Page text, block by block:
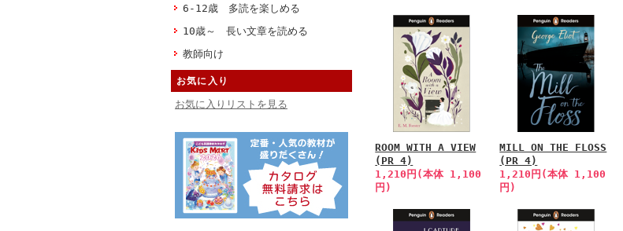
6-12歳 多読を楽しめる
10歳～ 長い文章を読める
教師向け
お気に入り
お気に入りリストを見る
ROOM WITH A VIEW
(PR 4)
1,210円(本体 1,100
円)
MILL ON THE FLOSS
(PR 4)
1,210円(本体 1,100
円)